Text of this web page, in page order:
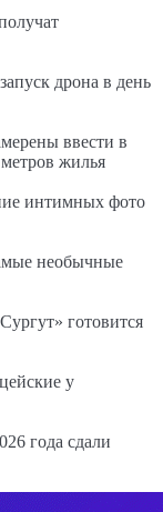
дрона в день
ввести в
жилья
интимных фото
необычные
готовится
у
года сдали